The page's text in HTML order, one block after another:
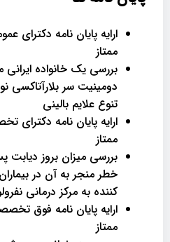
ارایه پایان نامه دکترای
ممتاز
بررسی یک خانواده ایرانی
تنوع علایم بالینی
ارایه پایان نامه دکترای
ممتاز
بررسی میزان بروز دیابت
خطر منجر به آن در
کننده به مرکز درمانی نفرولوژی از
ارایه پایان نامه فوق
ممتاز